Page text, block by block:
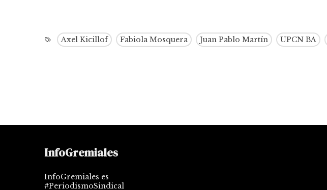
Axel Kicillof Fabiola Mosquera Juan Pablo Martín UPCN BA
InfoGremiales
InfoGremiales es
#PeriodismoSindical